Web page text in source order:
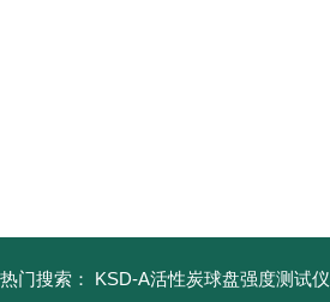
热门搜索： KSD-A活性炭球盘强度测试仪